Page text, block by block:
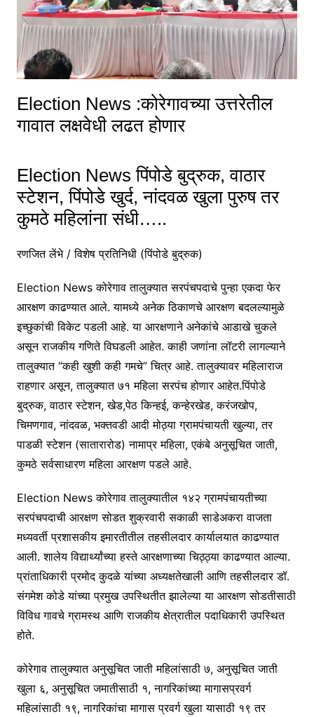
Election News :कोरेगावच्या उत्तरेतील
गावात लक्षवेधी लढत होणार
Election News पिंपोडे बुद्रुक, वाठार
स्टेशन, पिंपोडे खुर्द, नांदवळ खुला पुरुष तर
कुमठे महिलांना संधी…..
रणजित लेंभे / विशेष प्रतिनिधी (पिंपोडे बुद्रुक)
Election News कोरेगाव तालुक्यात सरपंचपदाचे पुन्हा एकदा फेर
आरक्षण काढण्यात आले. यामध्ये अनेक ठिकाणचे आरक्षण बदलल्यामुळे
इच्छुकांची विकेट पडली आहे. या आरक्षणाने अनेकांचे आडाखे चुकले
असून राजकीय गणिते विघडली आहेत. काही जणांना लॉटरी लागल्याने
तालुक्यात “कही खुशी कही गमचे” चित्र आहे. तालुक्यावर महिलाराज
राहणार असून, तालुक्यात ७१ महिला सरपंच होणार आहेत.पिंपोडे
बुद्रुक, वाठार स्टेशन, खेड,पेठ किन्हई, कन्हेरखेड, करंजखोप,
चिमणगाव, नांदवळ, भक्तवडी आदी मोठ्या ग्रामपंचायती खुल्या, तर
पाडळी स्टेशन (सातारारोड) नामाप्र महिला, एकंबे अनुसूचित जाती,
कुमठे सर्वसाधारण महिला आरक्षण पडले आहे.
Election News कोरेगाव तालुक्यातील १४२ ग्रामपंचायतीच्या
सरपंचपदाची आरक्षण सोडत शुक्रवारी सकाळी साडेअकरा वाजता
मध्यवर्ती प्रशासकीय इमारतीतील तहसीलदार कार्यालयात काढण्यात
आली. शालेय विद्यार्थ्यांच्या हस्ते आरक्षणाच्या चिठ्ठ्या काढण्यात आल्या.
प्रांताधिकारी प्रमोद कुदळे यांच्या अध्यक्षतेखाली आणि तहसीलदार डॉ.
संगमेश कोडे यांच्या प्रमुख उपस्थितीत झालेल्या या आरक्षण सोडतीसाठी
विविध गावचे ग्रामस्थ आणि राजकीय क्षेत्रातील पदाधिकारी उपस्थित
होते.
कोरेगाव तालुक्यात अनुसूचित जाती महिलांसाठी ७, अनुसूचित जाती
खुला ६, अनुसूचित जमातीसाठी १, नागरिकांच्या मागासप्रवर्ग
महिलांसाठी १९, नागरिकांचा मागास प्रवर्ग खुला यासाठी १९ तर